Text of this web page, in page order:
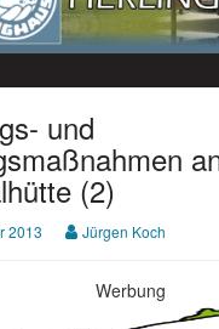
und
(2)
2013 Jürgen Koch
Werbung